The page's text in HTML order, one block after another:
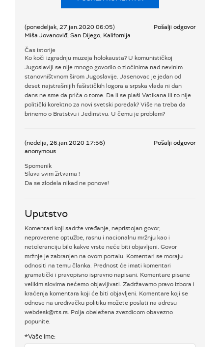
(ponedeljak, 27.jan.2020 06:05)
Miša Jovanoviđ, San Dijego, Kalifornija
Pošalji odgovor
Čas istorije
Ko koči izgradnju muzeja holokausta? U komunističkoj
Jugoslaviji se nije mnogo govorilo o zločinima nad nevinim
stanovništvnom širom Jugoslavije. Jasenovac je jedan od
deset najstrašnijih fašističkih logora a srpska vlada ni dan
dans ne sme da priča o tome. Da li se plaši Vatikana ili to nije
politički korektno za novi svetski poredak? Više na treba da
brinemo o Bratstvu i Jedinstvu. U čemu je problem?
(nedelja, 26.jan.2020 17:56)
anonymous
Pošalji odgovor
Spomenik
Slava svim žrtvama !
Da se zlodela nikad ne ponove!
Uputstvo
Komentari koji sadrže vređanje, nepristojan govor,
neproverene optužbe, rasnu i nacionalnu mržnju kao i
netoleranciju bilo kakve vrste neće biti objavljeni. Govor
mržnje je zabranjen na ovom portalu. Komentari se moraju
odnositi na temu članka. Prednost će imati komentari
gramatički i pravopisno ispravno napisani. Komentare pisane
velikim slovima nećemo objavljivati. Zadržavamo pravo izbora i
kraćenja komentara koji će biti objavljeni. Komentare koji se
odnose na uređivačku politiku možete poslati na adresu
webdesk@rts.rs. Polja obeležena zvezdicom obavezno
popunite.
*Vaše ime: